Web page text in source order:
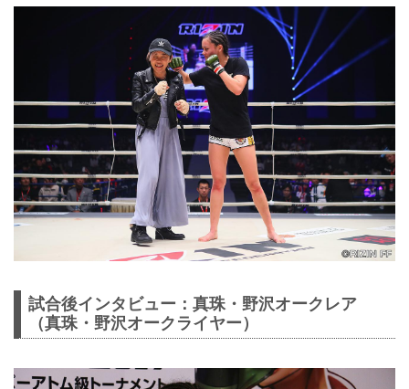
試合後インタビュー：真珠・野沢オークレア
（真珠・野沢オークライヤー）